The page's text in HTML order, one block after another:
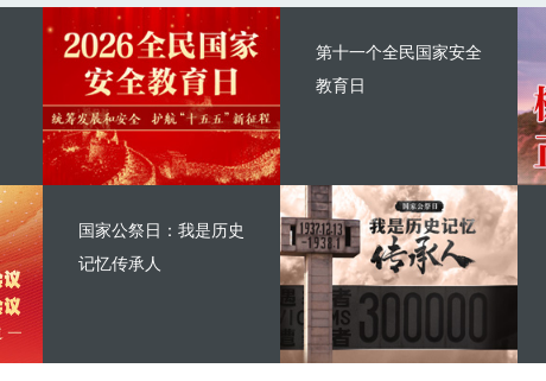
第十一个全民国家安全
教育日
国家公祭日：我是历史
记忆传承人